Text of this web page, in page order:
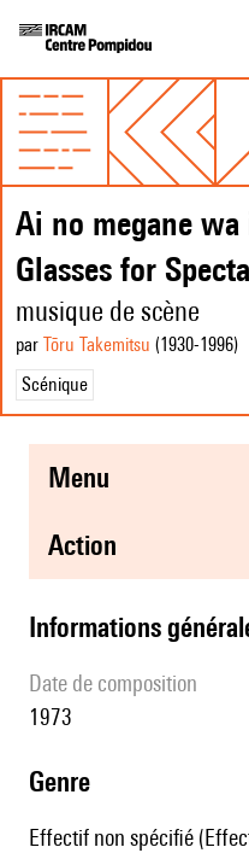
Ai no megane
Glasses for
musique de scène
par Tōru Takemitsu (1930-1996)
Scénique
menu
action
informations
date de composition
1973
genre
Effectif non spécifié